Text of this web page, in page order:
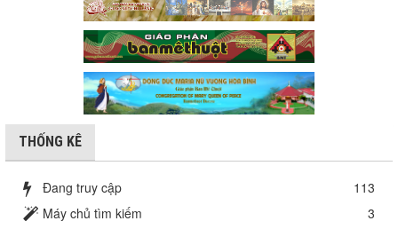
THỐNG KÊ
Đang truy cập
113
Máy chủ tìm kiếm
3